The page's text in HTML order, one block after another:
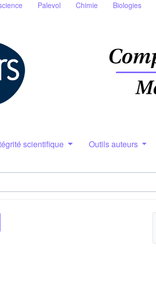
Palevol Chimie Biologies
scientifique Outils auteurs